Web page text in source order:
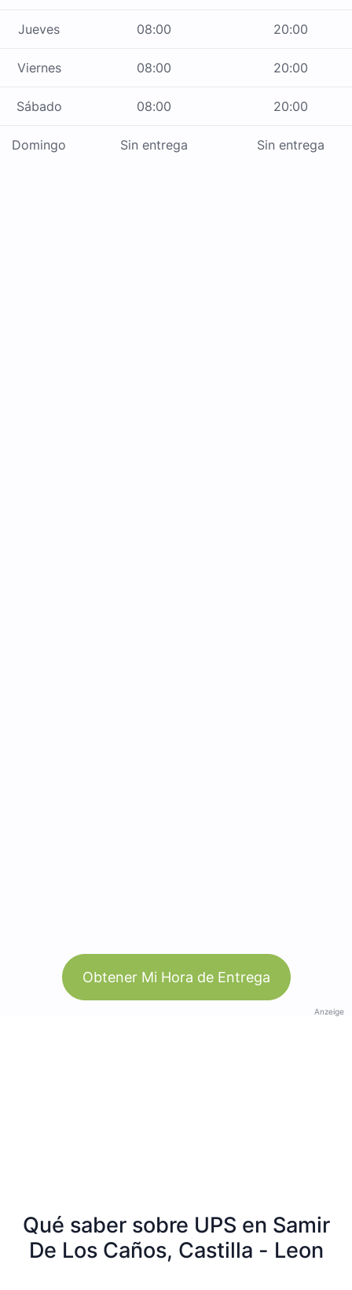
Jueves 08:00 20:00
Viernes 08:00 20:00
Sábado 08:00 20:00
Domingo Sin entrega Sin entrega
Obtener Mi Hora de Entrega
Anzeige
Qué saber sobre UPS en Samir
De Los Caños, Castilla - Leon